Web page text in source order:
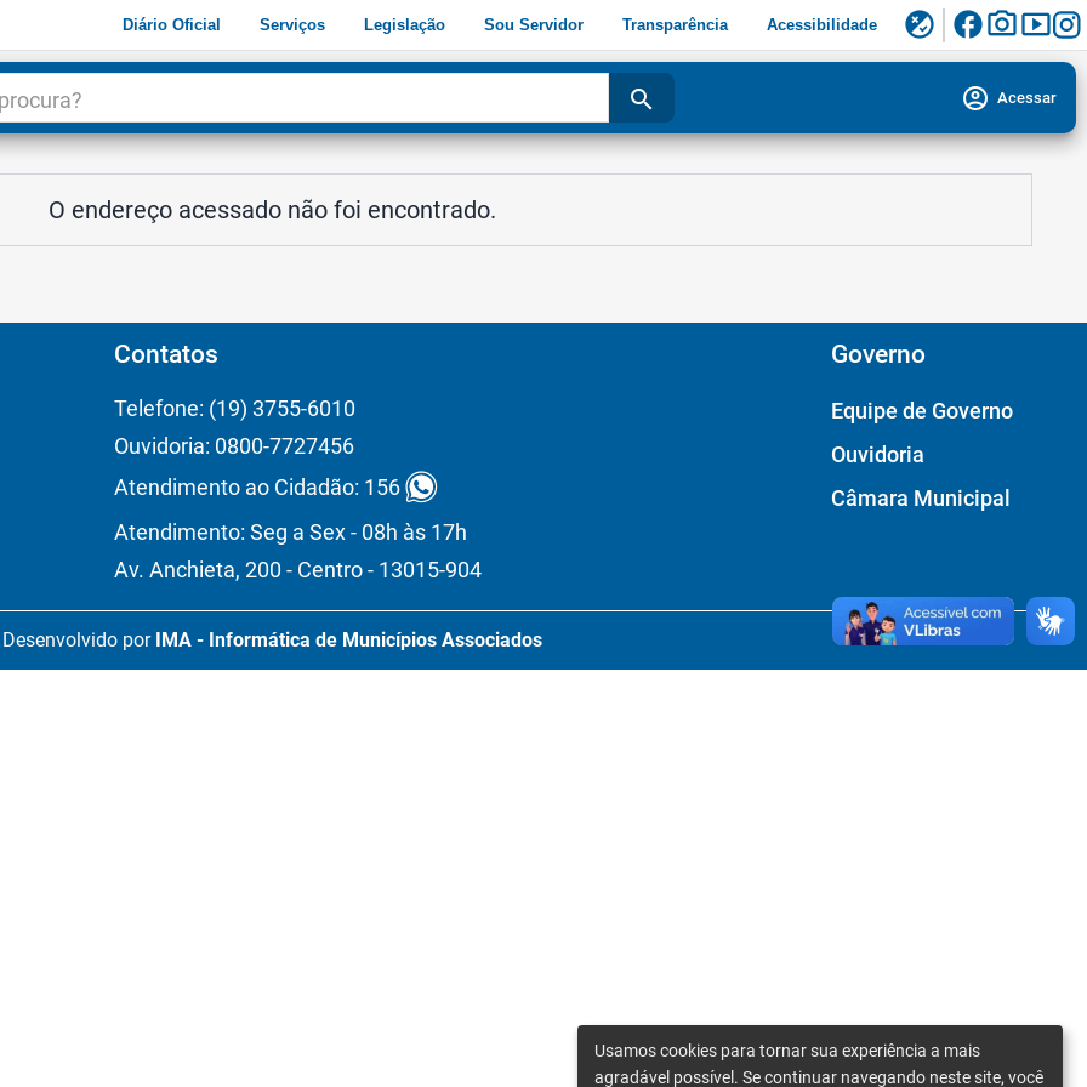
Diário Oficial Serviços Legislação Sou Servidor Transparência Acessibilidade flaky facebookphoto_camerasmart_display
search account_circle Acessar
O endereço acessado não foi encontrado.
Contatos
Telefone: (19) 3755-6010
Ouvidoria: 0800-7727456
Atendimento ao Cidadão: 156
Atendimento: Seg a Sex - 08h às 17h
Av. Anchieta, 200 - Centro - 13015-904
Governo
Equipe de Governo
Ouvidoria
Câmara Municipal
Desenvolvido por IMA - Informática de Municípios Associados
Usamos cookies para tornar sua experiência a mais
agradável possível. Se continuar navegando neste site, você